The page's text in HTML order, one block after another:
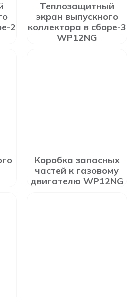
2
Теплозащитный
экран выпускного
коллектора в сборе-3
WP12NG
Коробка запасных
частей к газовому
двигателю WP12NG